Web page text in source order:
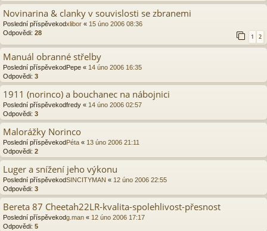
Novinarina & clanky v souvislosti se zbranemi
Poslední příspěvekodxlibor « 15 úno 2006 08:36
Odpovědi: 28
1 2
Manuál obranné střelby
Poslední příspěvekod Pepe « 14 úno 2006 16:35
Odpovědi: 3
1911 (norinco) a bouchanec na nábojnici
Poslední příspěvekodfredy « 14 úno 2006 02:57
Odpovědi: 3
Malorážky Norinco
Poslední příspěvekod Péta « 13 úno 2006 21:11
Odpovědi: 2
Luger a snížení jeho výkonu
Poslední příspěvekodSINCITYMAN « 12 úno 2006 22:55
Odpovědi: 3
Bereta 87 Cheetah22LR-kvalita-spolehlivost-přesnost
Poslední příspěvekodg.man « 12 úno 2006 17:17
Odpovědi: 5